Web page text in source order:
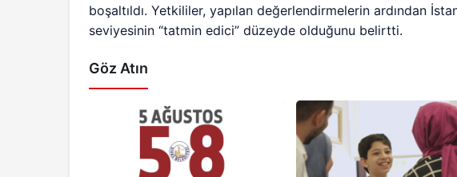
boşaltıldı. Yetkililer, yapılan değerlendirmelerin ardından
seviyesinin “tatmin edici” düzeyde olduğunu belirtti.
Göz Atın